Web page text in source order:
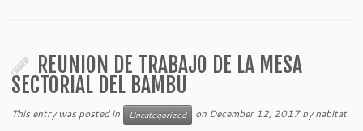
REUNION DE TRABAJO DE LA MESA
SECTORIAL DEL BAMBU
This entry was posted in Uncategorized on December 12, 2017 byhabitat